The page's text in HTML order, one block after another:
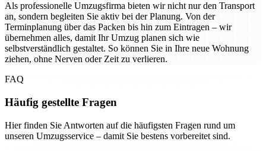
Als professionelle Umzugsfirma bieten wir nicht nur den Transport
an, sondern begleiten Sie aktiv bei der Planung. Von der
Terminplanung über das Packen bis hin zum Eintragen – wir
übernehmen alles, damit Ihr Umzug planen sich wie
selbstverständlich gestaltet. So können Sie in Ihre neue Wohnung
ziehen, ohne Nerven oder Zeit zu verlieren.
FAQ
Häufig gestellte Fragen
Hier finden Sie Antworten auf die häufigsten Fragen rund um
unseren Umzugsservice – damit Sie bestens vorbereitet sind.